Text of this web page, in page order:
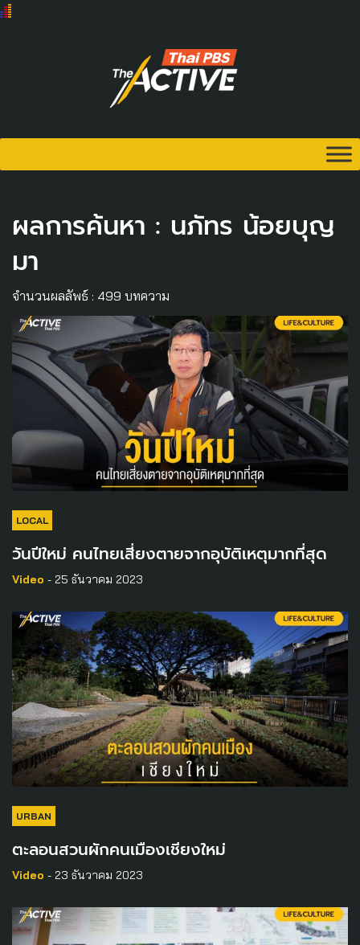
ผลการค้นหา : นภัทร น้อยบุญ
มา
จำนวนผลลัพธ์ : 499 บทความ
LOCAL
วันปีใหม่ คนไทยเสี่ยงตายจากอุบัติเหตุมากที่สุด
Video - 25 ธันวาคม 2023
URBAN
ตะลอนสวนผักคนเมืองเชียงใหม่
Video - 23 ธันวาคม 2023